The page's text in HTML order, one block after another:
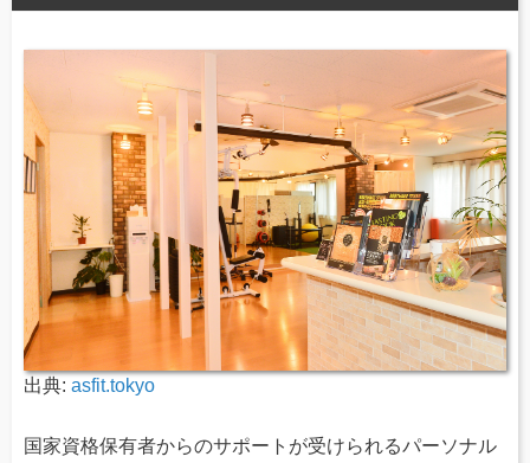
出典: asfit.tokyo
国家資格保有者からのサポートが受けられるパーソナル